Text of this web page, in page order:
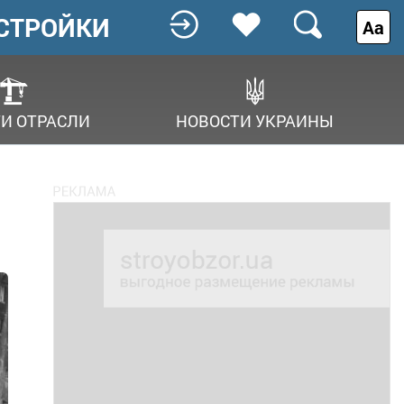
ОТРАСЛИ НОВОСТИ УКРАИНЫ
Аа